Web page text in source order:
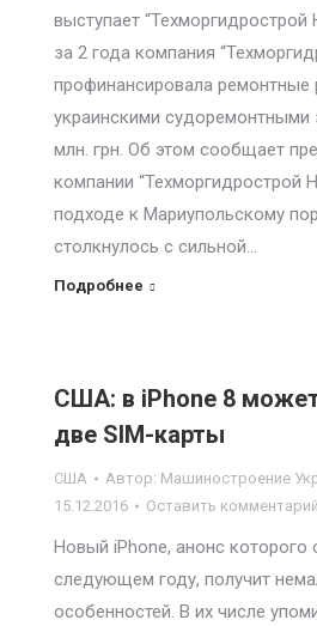
выступает “Техморгидрострой
за 2 года компания
профинансировала ремонтные
украинскими судоремонтными
млн. грн. Об этом сообщает
компании “Техморгидрострой
подходе к Мариупольскому
столкнулось с сильной…
Подробнее
США: в iPhone 8
две SIM-карты
США Автор: Машиностроение
15.12.2016
Оставить комментарий
Новый iPhone, анонс которого
следующем году, получит
особенностей. В их числе